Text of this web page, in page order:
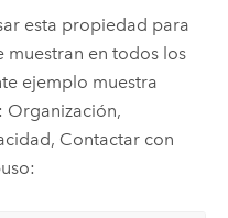
esta propiedad para
muestran en todos los
ejemplo muestra
Organización,
Contactar con